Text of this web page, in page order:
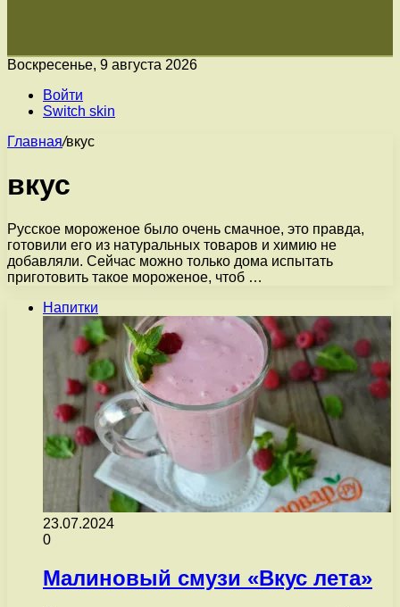
Воскресенье, 9 августа 2026
Войти
Switch skin
Главная/вкус
вкус
Русское мороженое было очень смачное, это правда,
готовили его из натуральных товаров и химию не
добавляли. Сейчас можно только дома испытать
приготовить такое мороженое, чтоб …
Напитки
23.07.2024
0
Малиновый смузи «Вкус лета»